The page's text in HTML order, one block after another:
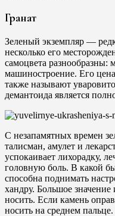
Гранат
Зеленый экземпляр —
несколько его
самоцвета разнообразны:
машиностроение. Его
также называют
демантоида является
С незапамятных времен
талисман, амулет и
успокаивает лихорадку,
головную боль. В какой
способна поднимать
хандру. Большое значение
носить. Если камень
носить на среднем пальце.